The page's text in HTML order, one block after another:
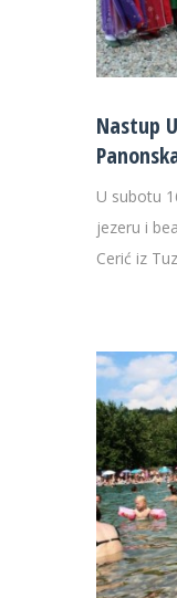
Nastup
U subotu
jezeru i
Cerić iz